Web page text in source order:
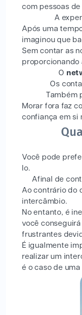
com pessoas
A
Após uma
imaginou que
Sem contar as
proporcionando
O
Os
Também
Morar fora faz
confiança em si
Você pode
lo.
Afinal de
Ao contrário do
intercâmbio.
No entanto, é
você
frustrantes
É igualmente
realizar um
é o caso de